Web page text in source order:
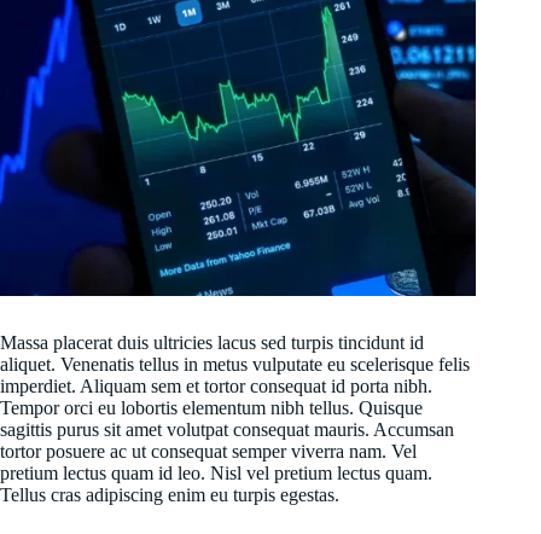
Massa placerat duis ultricies lacus sed turpis tincidunt id
aliquet. Venenatis tellus in metus vulputate eu scelerisque felis
imperdiet. Aliquam sem et tortor consequat id porta nibh.
Tempor orci eu lobortis elementum nibh tellus. Quisque
sagittis purus sit amet volutpat consequat mauris. Accumsan
tortor posuere ac ut consequat semper viverra nam. Vel
pretium lectus quam id leo. Nisl vel pretium lectus quam.
Tellus cras adipiscing enim eu turpis egestas.